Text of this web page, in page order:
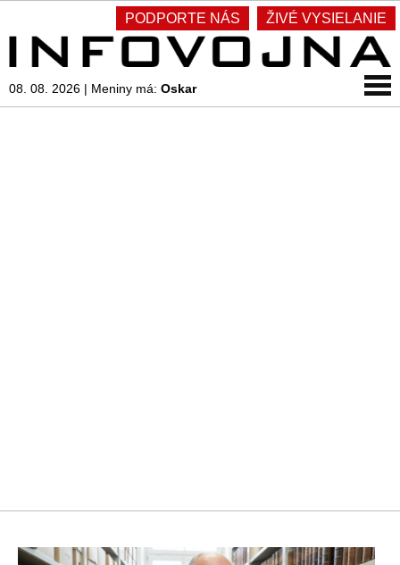
PODPORTE NÁS ŽIVÉ VYSIELANIE
08. 08. 2026 | Meniny má: Oskar